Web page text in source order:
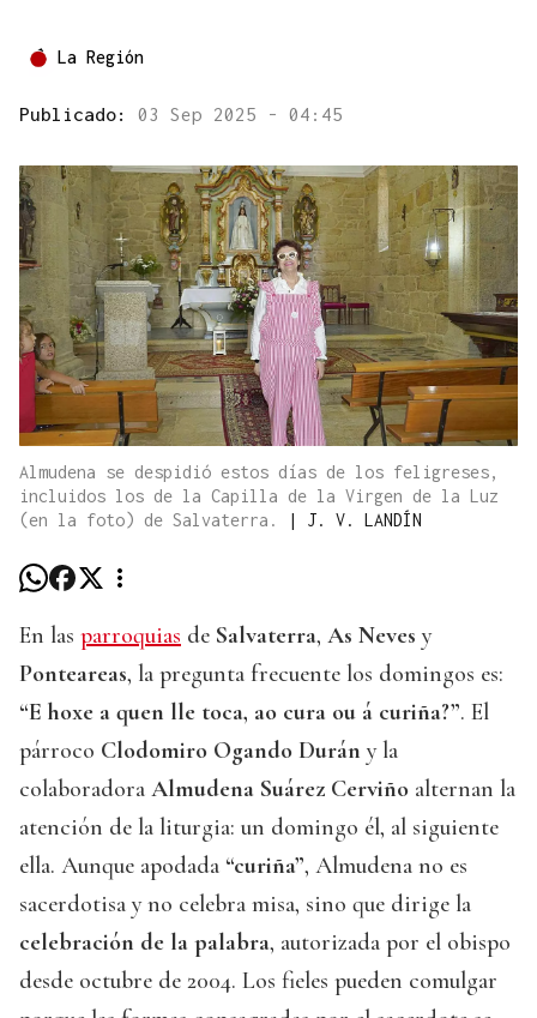
La Región
Publicado: 03 Sep 2025 - 04:45
Almudena se despidió estos días de los feligreses,
incluidos los de la Capilla de la Virgen de la Luz
(en la foto) de Salvaterra.
| J. V. LANDÍN
En las parroquias de Salvaterra, As Neves y
Ponteareas, la pregunta frecuente los domingos es:
“E hoxe a quen lle toca, ao cura ou á curiña?”. El
párroco Clodomiro Ogando Durán y la
colaboradora Almudena Suárez Cerviño alternan la
atención de la liturgia: un domingo él, al siguiente
ella. Aunque apodada “curiña”, Almudena no es
sacerdotisa y no celebra misa, sino que dirige la
celebración de la palabra, autorizada por el obispo
desde octubre de 2004. Los fieles pueden comulgar